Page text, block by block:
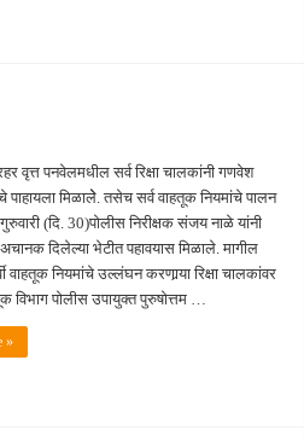
वृत्त पनवेलमधील सर्व रिक्षा चालकांनी गणवेश
पाहायला मिळालेे. तसेच सर्व वाहतूक नियमांचे पालन
(दि. 30)पोलीस निरीक्षक संजय नाळे यांनी
अचानक दिलेल्या भेटीत पहावयास मिळाले. मागील
वाहतूक नियमांचे उल्लंघन करणार्‍या रिक्षा चालकांवर
विभाग पोलीस उपायुक्त पुरुषोत्तम …
»